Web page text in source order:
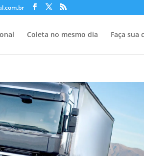
Coleta no mesmo dia Faça sua